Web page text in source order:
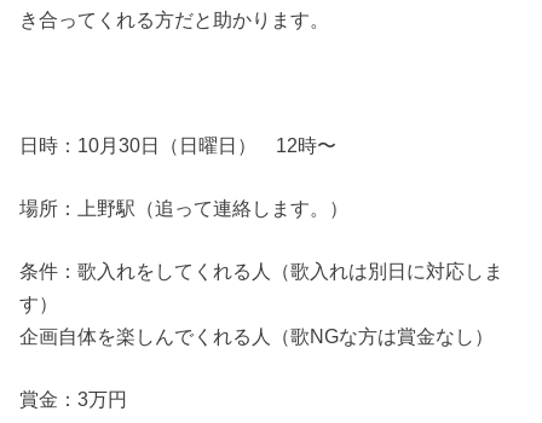
き合ってくれる方だと助かります。
日時：10月30日（日曜日） 12時〜
場所：上野駅（追って連絡します。）
条件：歌入れをしてくれる人（歌入れは別日に対応しま
す）
企画自体を楽しんでくれる人（歌NGな方は賞金なし）
賞金：3万円